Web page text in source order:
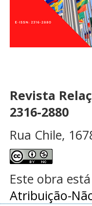
Revista
2316-2880
Rua Chile,
Este obra
Atribuição-